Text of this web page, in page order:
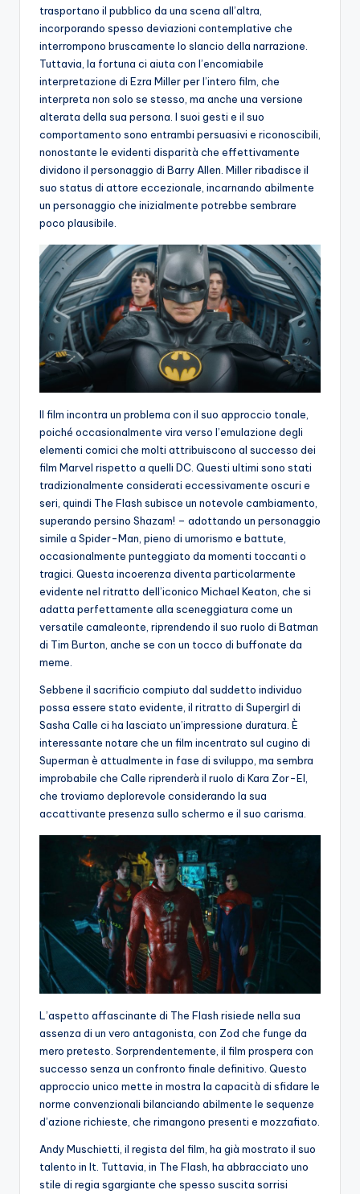
trasportano il pubblico da una scena all’altra,
incorporando spesso deviazioni contemplative che
interrompono bruscamente lo slancio della narrazione.
Tuttavia, la fortuna ci aiuta con l’encomiabile
interpretazione di Ezra Miller per l’intero film, che
interpreta non solo se stesso, ma anche una versione
alterata della sua persona. I suoi gesti e il suo
comportamento sono entrambi persuasivi e riconoscibili,
nonostante le evidenti disparità che effettivamente
dividono il personaggio di Barry Allen. Miller ribadisce il
suo status di attore eccezionale, incarnando abilmente
un personaggio che inizialmente potrebbe sembrare
poco plausibile.
Il film incontra un problema con il suo approccio tonale,
poiché occasionalmente vira verso l’emulazione degli
elementi comici che molti attribuiscono al successo dei
film Marvel rispetto a quelli DC. Questi ultimi sono stati
tradizionalmente considerati eccessivamente oscuri e
seri, quindi The Flash subisce un notevole cambiamento,
superando persino Shazam! – adottando un personaggio
simile a Spider-Man, pieno di umorismo e battute,
occasionalmente punteggiato da momenti toccanti o
tragici. Questa incoerenza diventa particolarmente
evidente nel ritratto dell’iconico Michael Keaton, che si
adatta perfettamente alla sceneggiatura come un
versatile camaleonte, riprendendo il suo ruolo di Batman
di Tim Burton, anche se con un tocco di buffonate da
meme.
Sebbene il sacrificio compiuto dal suddetto individuo
possa essere stato evidente, il ritratto di Supergirl di
Sasha Calle ci ha lasciato un’impressione duratura. È
interessante notare che un film incentrato sul cugino di
Superman è attualmente in fase di sviluppo, ma sembra
improbabile che Calle riprenderà il ruolo di Kara Zor-El,
che troviamo deplorevole considerando la sua
accattivante presenza sullo schermo e il suo carisma.
L’aspetto affascinante di The Flash risiede nella sua
assenza di un vero antagonista, con Zod che funge da
mero pretesto. Sorprendentemente, il film prospera con
successo senza un confronto finale definitivo. Questo
approccio unico mette in mostra la capacità di sfidare le
norme convenzionali bilanciando abilmente le sequenze
d’azione richieste, che rimangono presenti e mozzafiato.
Andy Muschietti, il regista del film, ha già mostrato il suo
talento in It. Tuttavia, in The Flash, ha abbracciato uno
stile di regia sgargiante che spesso suscita sorrisi